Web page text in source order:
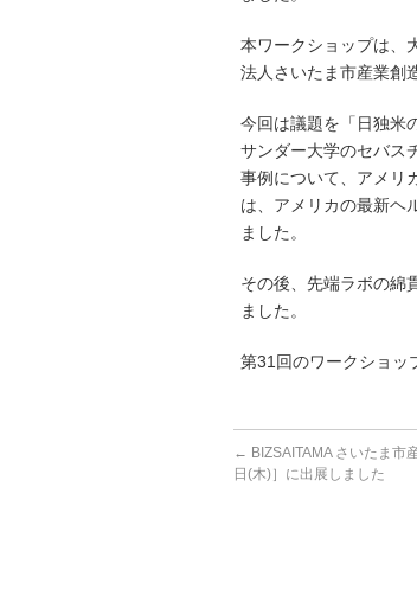
本ワークショップは、
法人さいたま市産業創
今回は議題を「日独米
サンダー大学のセバス
事例について、アメリ
は、アメリカの最新ヘ
ました。
その後、先端ラボの綿
ました。
第31回のワークショッ
← BIZSAITAMA さいたま
日(木)］に出展しました